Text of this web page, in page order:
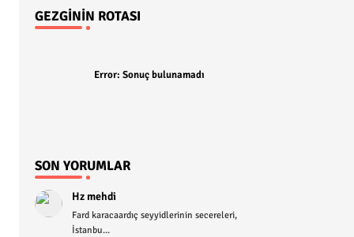
GEZGININ ROTASI
Error: Sonuç bulunamadı
SON YORUMLAR
Hz mehdi
Fard karacaardıç seyyidlerinin secereleri,
İstanbu...